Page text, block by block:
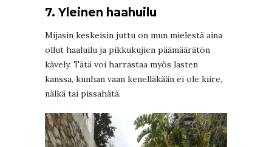
7. Yleinen haahuilu
Mijasin keskeisin juttu on mun mielestä aina
ollut haaluilu ja pikkukujien päämäärätön
kävely. Tätä voi harrastaa myös lasten
kanssa, kunhan vaan kenelläkään ei ole kiire,
nälkä tai pissahätä.